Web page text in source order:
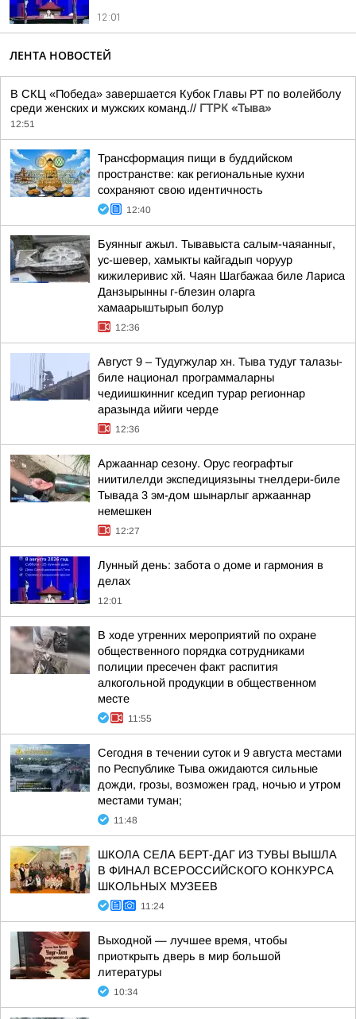
12:01
ЛЕНТА НОВОСТЕЙ
В СКЦ «Победа» завершается Кубок Главы РТ по волейболу
среди женских и мужских команд.// ГТРК «Тыва»
12:51
Трансформация пищи в буддийском
пространстве: как региональные кухни
сохраняют свою идентичность
12:40
Буянныг ажыл. Тывавыста салым-чаяанныг,
ус-шевер, хамыкты кайгадып чоруур
кижилеривис хй. Чаян Шагбажаа биле Лариса
Данзырынны г-блезин оларга
хамаарыштырып болур
12:36
Август 9 – Тудугжулар хн. Тыва тудуг талазы-
биле национал программаларны
чедиишкинниг кседип турар регионнар
аразында ийиги черде
12:36
Аржааннар сезону. Орус географтыг
ниитилелди экспедициязыны тнелдери-биле
Тывада 3 эм-дом шынарлыг аржааннар
немешкен
12:27
Лунный день: забота о доме и гармония в
делах
12:01
В ходе утренних мероприятий по охране
общественного порядка сотрудниками
полиции пресечен факт распития
алкогольной продукции в общественном
месте
11:55
Сегодня в течении суток и 9 августа местами
по Республике Тыва ожидаются сильные
дожди, грозы, возможен град, ночью и утром
местами туман;
11:48
ШКОЛА СЕЛА БЕРТ-ДАГ ИЗ ТУВЫ ВЫШЛА
В ФИНАЛ ВСЕРОССИЙСКОГО КОНКУРСА
ШКОЛЬНЫХ МУЗЕЕВ
11:24
Выходной — лучшее время, чтобы
приоткрыть дверь в мир большой
литературы
10:34